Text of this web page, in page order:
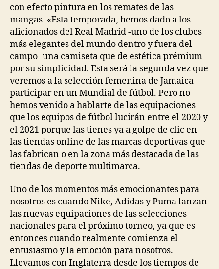
con efecto pintura en los remates de las
mangas. «Esta temporada, hemos dado a los
aficionados del Real Madrid -uno de los clubes
más elegantes del mundo dentro y fuera del
campo- una camiseta que de estética prémium
por su simplicidad. Esta será la segunda vez que
veremos a la selección femenina de Jamaica
participar en un Mundial de fútbol. Pero no
hemos venido a hablarte de las equipaciones
que los equipos de fútbol lucirán entre el 2020 y
el 2021 porque las tienes ya a golpe de clic en
las tiendas online de las marcas deportivas que
las fabrican o en la zona más destacada de las
tiendas de deporte multimarca.
Uno de los momentos más emocionantes para
nosotros es cuando Nike, Adidas y Puma lanzan
las nuevas equipaciones de las selecciones
nacionales para el próximo torneo, ya que es
entonces cuando realmente comienza el
entusiasmo y la emoción para nosotros.
Llevamos con Inglaterra desde los tiempos de